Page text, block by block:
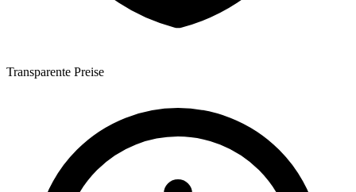
Transparente Preise